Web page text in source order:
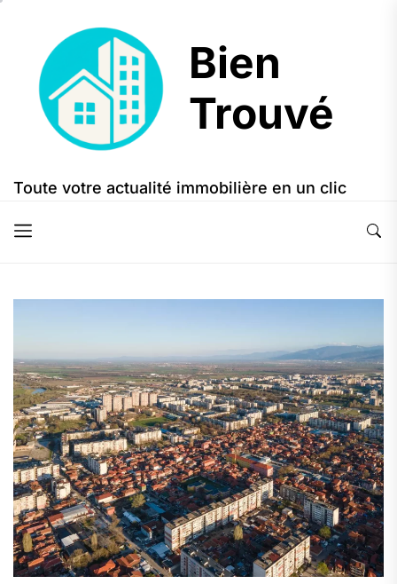
content
Bien
Trouvé
Bien
Trouvé
Toute votre actualité immobilière en un clic